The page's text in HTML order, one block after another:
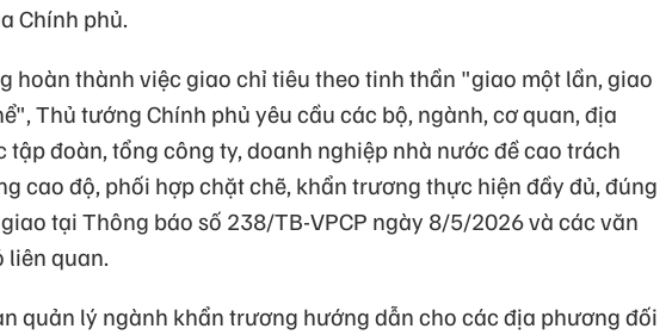
Chính phủ.
hoàn thành việc giao chỉ tiêu theo tinh thần "giao một lần, giao
Thủ tướng Chính phủ yêu cầu các bộ, ngành, cơ quan, địa
tập đoàn, tổng công ty, doanh nghiệp nhà nước đề cao trách
cao độ, phối hợp chặt chẽ, khẩn trương thực hiện đầy đủ, đúng
tại Thông báo số 238/TB-VPCP ngày 8/5/2026 và các văn
liên quan.
quản lý ngành khẩn trương hướng dẫn cho các địa phương đối